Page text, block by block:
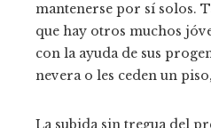
mantenerse por sí solos.
que hay otros muchos
con la ayuda de sus
nevera o les ceden un
La subida sin tregua del